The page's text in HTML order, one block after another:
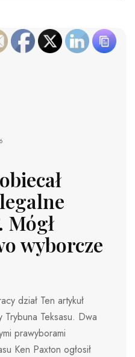
Mógł
wyborcze
dział Ten artykuł
Teksasu. Dwa
prawyborami
Ken Paxton ogłosił